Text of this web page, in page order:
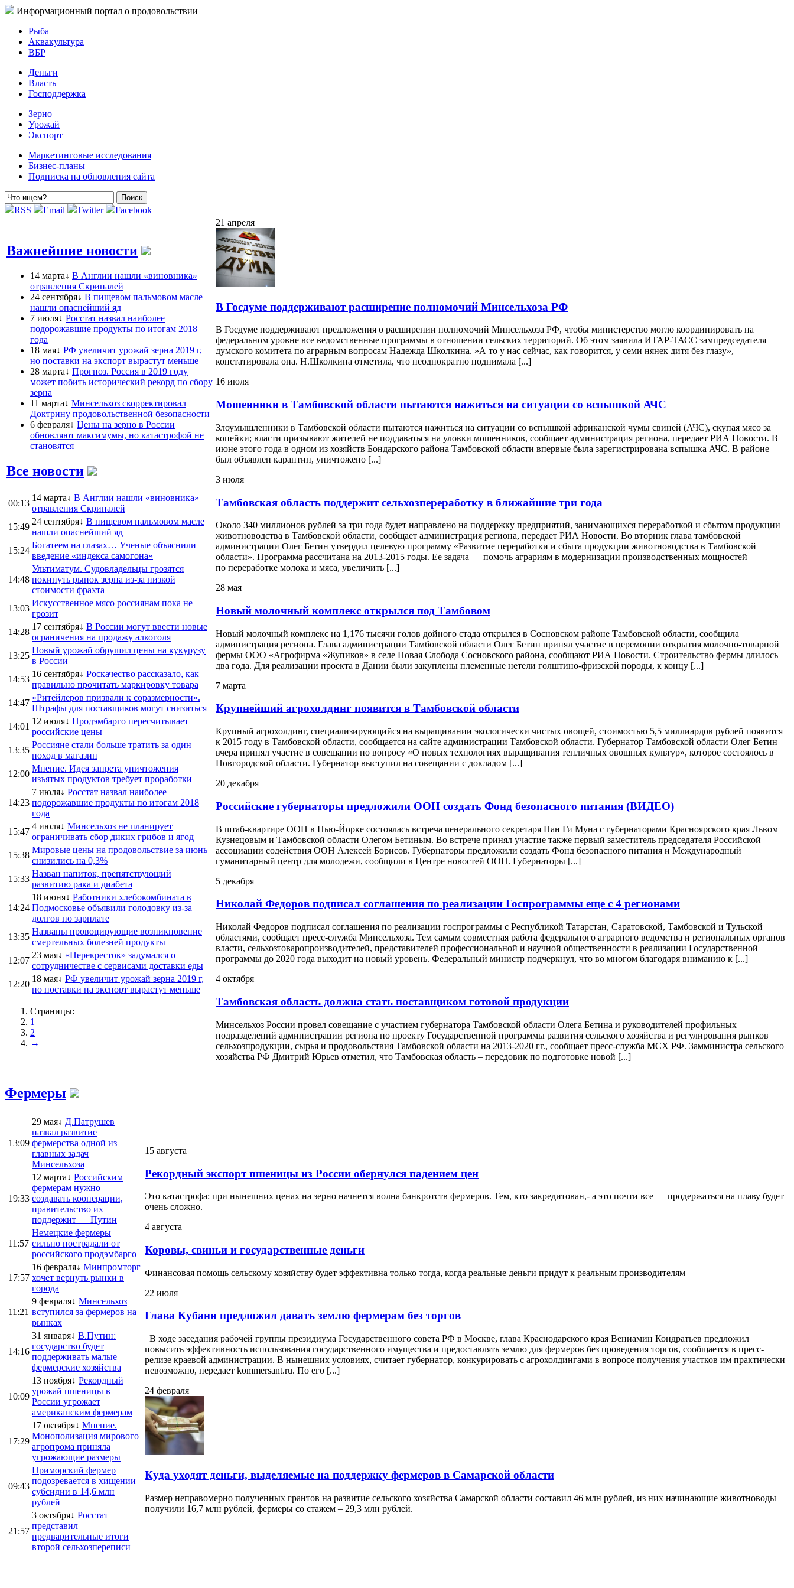
Информационный портал о продовольствии
Рыба
Аквакультура
ВБР
Деньги
Власть
Господдержка
Зерно
Урожай
Экспорт
Маркетинговые исследования
Бизнес-планы
Подписка на обновления сайта
RSS Email Twitter Facebook
Важнейшие новости
14 марта↓ В Англии нашли «виновника»
отравления Скрипалей
24 сентября↓ В пищевом пальмовом масле
нашли опаснейший яд
7 июля↓ Росстат назвал наиболее
подорожавшие продукты по итогам 2018
года
18 мая↓ РФ увеличит урожай зерна 2019 г,
но поставки на экспорт вырастут меньше
28 марта↓ Прогноз. Россия в 2019 году
может побить исторический рекорд по сбору
зерна
11 марта↓ Минсельхоз скорректировал
Доктрину продовольственной безопасности
6 февраля↓ Цены на зерно в России
обновляют максимумы, но катастрофой не
становятся
Все новости
00:13
14 марта↓ В Англии нашли «виновника»
отравления Скрипалей
15:49
24 сентября↓ В пищевом пальмовом масле
нашли опаснейший яд
15:24
Богатеем на глазах… Ученые объяснили
введение «индекса самогона»
14:48
Ультиматум. Судовладельцы грозятся
покинуть рынок зерна из-за низкой
стоимости фрахта
13:03
Искусственное мясо россиянам пока не
грозит
14:28
17 сентября↓ В России могут ввести новые
ограничения на продажу алкоголя
13:25
Новый урожай обрушил цены на кукурузу
в России
14:53
16 сентября↓ Роскачество рассказало, как
правильно прочитать маркировку товара
14:47
«Ритейлеров призвали к соразмерности».
Штрафы для поставщиков могут снизиться
14:01
12 июля↓ Продэмбарго пересчитывает
российские цены
13:35
Россияне стали больше тратить за один
поход в магазин
12:00
Мнение. Идея запрета уничтожения
изъятых продуктов требует проработки
14:23
7 июля↓ Росстат назвал наиболее
подорожавшие продукты по итогам 2018
года
15:47
4 июля↓ Минсельхоз не планирует
ограничивать сбор диких грибов и ягод
15:38
Мировые цены на продовольствие за июнь
снизились на 0,3%
15:33
Назван напиток, препятствующий
развитию рака и диабета
14:24
18 июня↓ Работники хлебокомбината в
Подмосковье объявили голодовку из-за
долгов по зарплате
13:35
Названы провоцирующие возникновение
смертельных болезней продукты
12:07
23 мая↓ «Перекресток» задумался о
сотрудничестве с сервисами доставки еды
12:20
18 мая↓ РФ увеличит урожай зерна 2019 г,
но поставки на экспорт вырастут меньше
Страницы:
1
2
→
21 апреля
В Госдуме поддерживают расширение полномочий Минсельхоза РФ
В Госдуме поддерживают предложения о расширении полномочий Минсельхоза РФ, чтобы министерство могло координировать на
федеральном уровне все ведомственные программы в отношении сельских территорий. Об этом заявила ИТАР-ТАСС зампредседателя
думского комитета по аграрным вопросам Надежда Школкина. »А то у нас сейчас, как говорится, у семи нянек дитя без глазу», —
констатировала она. Н.Школкина отметила, что неоднократно поднимала [...]
16 июля
Мошенники в Тамбовской области пытаются нажиться на ситуации со вспышкой АЧС
Злоумышленники в Тамбовской области пытаются нажиться на ситуации со вспышкой африканской чумы свиней (АЧС), скупая мясо за
копейки; власти призывают жителей не поддаваться на уловки мошенников, сообщает администрация региона, передает РИА Новости. В
июне этого года в одном из хозяйств Бондарского района Тамбовской области впервые была зарегистрирована вспышка АЧС. В районе
был объявлен карантин, уничтожено [...]
3 июля
Тамбовская область поддержит сельхозпереработку в ближайшие три года
Около 340 миллионов рублей за три года будет направлено на поддержку предприятий, занимающихся переработкой и сбытом продукции
животноводства в Тамбовской области, сообщает администрация региона, передает РИА Новости. Во вторник глава тамбовской
администрации Олег Бетин утвердил целевую программу «Развитие переработки и сбыта продукции животноводства в Тамбовской
области». Программа рассчитана на 2013-2015 годы. Ее задача — помочь аграриям в модернизации производственных мощностей
по переработке молока и мяса, увеличить [...]
28 мая
Новый молочный комплекс открылся под Тамбовом
Новый молочный комплекс на 1,176 тысячи голов дойного стада открылся в Сосновском районе Тамбовской области, сообщила
администрация региона. Глава администрации Тамбовской области Олег Бетин принял участие в церемонии открытия молочно-товарной
фермы ООО «Агрофирма «Жупиков» в селе Новая Слобода Сосновского района, сообщают РИА Новости. Строительство фермы длилось
два года. Для реализации проекта в Дании были закуплены племенные нетели голштино-фризской породы, к концу [...]
7 марта
Крупнейший агрохолдинг появится в Тамбовской области
Крупный агрохолдинг, специализирующийся на выращивании экологически чистых овощей, стоимостью 5,5 миллиардов рублей появится
к 2015 году в Тамбовской области, сообщается на сайте администрации Тамбовской области. Губернатор Тамбовской области Олег Бетин
вчера принял участие в совещании по вопросу «О новых технологиях выращивания тепличных овощных культур», которое состоялось в
Новгородской области. Губернатор выступил на совещании с докладом [...]
20 декабря
Российские губернаторы предложили ООН создать Фонд безопасного питания (ВИДЕО)
В штаб-квартире ООН в Нью-Йорке состоялась встреча uенерального секретаря Пан Ги Муна с губернаторами Красноярского края Львом
Кузнецовым и Тамбовской области Олегом Бетиным. Во встрече принял участие также первый заместитель председателя Российской
ассоциации содействия ООН Алексей Борисов. Губернаторы предложили создать Фонд безопасного питания и Международный
гуманитарный центр для молодежи, сообщили в Центре новостей ООН. Губернаторы [...]
5 декабря
Николай Федоров подписал соглашения по реализации Госпрограммы еще с 4 регионами
Николай Федоров подписал соглашения по реализации госпрограммы с Республикой Татарстан, Саратовской, Тамбовской и Тульской
областями, сообщает пресс-служба Минсельхоза. Тем самым совместная работа федерального аграрного ведомства и региональных органов
власти, сельхозтоваропроизводителей, представителей профессиональной и научной общественности в реализации Государственной
программы до 2020 года выходит на новый уровень. Федеральный министр подчеркнул, что во многом благодаря вниманию к [...]
4 октября
Тамбовская область должна стать поставщиком готовой продукции
Минсельхоз России провел совещание с участием губернатора Тамбовской области Олега Бетина и руководителей профильных
подразделений администрации региона по проекту Государственной программы развития сельского хозяйства и регулирования рынков
сельхозпродукции, сырья и продовольствия Тамбовской области на 2013-2020 гг., сообщает пресс-служба МСХ РФ. Замминистра сельского
хозяйства РФ Дмитрий Юрьев отметил, что Тамбовская область – передовик по подготовке новой [...]
Фермеры
13:09
29 мая↓ Д.Патрушев
назвал развитие
фермерства одной из
главных задач
Минсельхоза
19:33
12 марта↓ Российским
фермерам нужно
создавать кооперации,
правительство их
поддержит — Путин
11:57
Немецкие фермеры
сильно пострадали от
российского продэмбарго
17:57
16 февраля↓ Минпромторг
хочет вернуть рынки в
города
11:21
9 февраля↓ Минсельхоз
вступился за фермеров на
рынках
14:16
31 января↓ В.Путин:
государство будет
поддерживать малые
фермерские хозяйства
10:09
13 ноября↓ Рекордный
урожай пшеницы в
России угрожает
американским фермерам
17:29
17 октября↓ Мнение.
Монополизация мирового
агропрома приняла
угрожающие размеры
09:43
Приморский фермер
подозревается в хищении
субсидии в 14,6 млн
рублей
21:57
3 октября↓ Росстат
представил
предварительные итоги
второй сельхозпереписи
15 августа
Рекордный экспорт пшеницы из России обернулся падением цен
Это катастрофа: при нынешних ценах на зерно начнется волна банкротств фермеров. Тем, кто закредитован,- а это почти все — продержаться на плаву будет
очень сложно.
4 августа
Коровы, свиньи и государственные деньги
Финансовая помощь сельскому хозяйству будет эффективна только тогда, когда реальные деньги придут к реальным производителям
22 июля
Глава Кубани предложил давать землю фермерам без торгов
В ходе заседания рабочей группы президиума Государственного совета РФ в Москве, глава Краснодарского края Вениамин Кондратьев предложил
повысить эффективность использования государственного имущества и предоставлять землю для фермеров без проведения торгов, сообщается в пресс-
релизе краевой администрации. В нынешних условиях, считает губернатор, конкурировать с агрохолдингами в вопросе получения участков им практически
невозможно, передает kommersant.ru. По его [...]
24 февраля
Куда уходят деньги, выделяемые на поддержку фермеров в Самарской области
Размер неправомерно полученных грантов на развитие сельского хозяйства Самарской области составил 46 млн рублей, из них начинающие животноводы
получили 16,7 млн рублей, фермеры со стажем – 29,3 млн рублей.